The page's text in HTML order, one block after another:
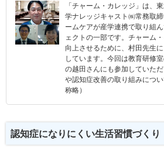
「チャーム・カレッジ」は、
学ナレッジキャスト㈱常務取
ームケアが産学連携で取り組
ェクトの一部です。チャーム
向上させるために、村田先生
しています。今回は教育研修
の越田さんにも参加していた
や認知症改善の取り組みにつ
称略）
認知症になりにくい生活習慣づくり